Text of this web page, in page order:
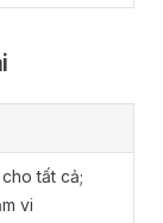
tất cả;
vi